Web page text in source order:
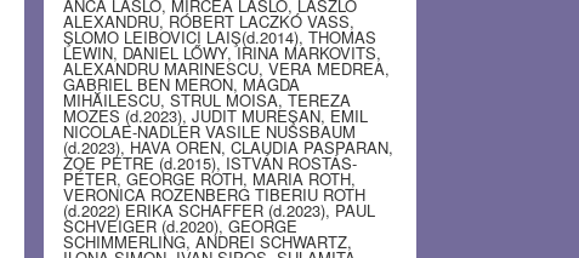
ANCA LASLO, MIRCEA LASLO, LASZLO
ALEXANDRU, RÓBERT LACZKÓ VASS,
ŞLOMO LEIBOVICI LAIŞ(d.2014), THOMAS
LEWIN, DANIEL LŐWY, IRINA MARKOVITS,
ALEXANDRU MARINESCU, VERA MEDREA,
GABRIEL BEN MERON, MAGDA
MIHĂILESCU, STRUL MOISA, TEREZA
MOZES (d.2023), JUDIT MUREŞAN, EMIL
NICOLAE-NADLER VASILE NUSSBAUM
(d.2023), HAVA OREN, CLAUDIA PASPARAN,
ZOE PETRE (d.2015), ISTVÁN ROSTÁS-
PÉTER, GEORGE ROTH, MARIA ROTH,
VERONICA ROZENBERG TIBERIU ROTH
(d.2022) ERIKA SCHAFFER (d.2023), PAUL
SCHVEIGER (d.2020), GEORGE
SCHIMMERLING, ANDREI SCHWARTZ,